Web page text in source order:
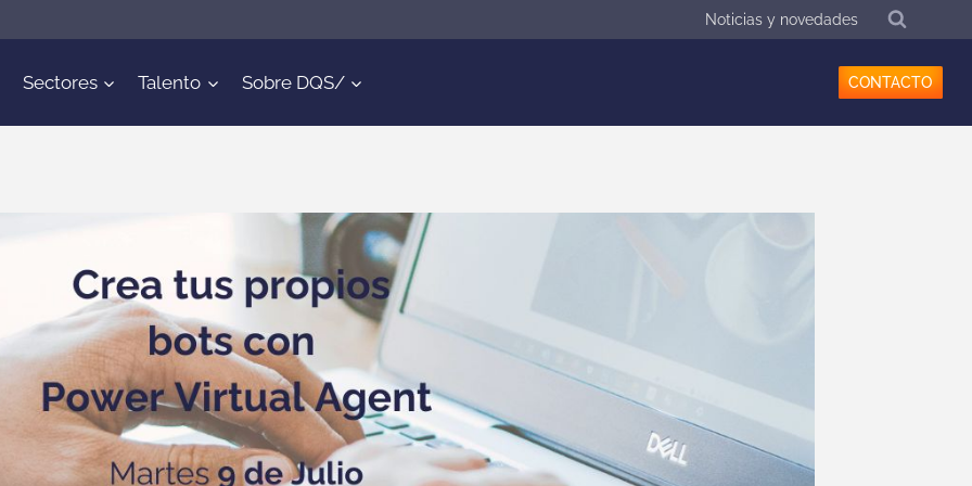
Noticias y novedades
Sectores Talento Sobre DQS/ CONTACTO